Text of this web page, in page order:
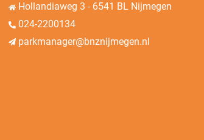
Hollandiaweg 3 - 6541 BL Nijmegen
024-2200134
parkmanager@bnznijmegen.nl